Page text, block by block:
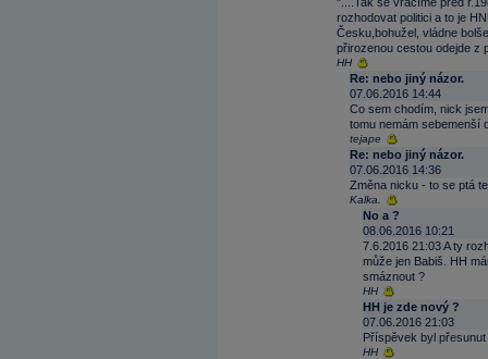
rozhodovat politici a to je
Česku,bohužel, vládne
přirozenou cestou odejde z
HH
Re: nebo jiný názor.
07.06.2016 14:44
Co sem chodím, nick
tomu nemám sebemenší
tejape
Re: nebo jiný názor.
07.06.2016 14:36
Změna nicku - to se ptá
Kalka.
No a ?
08.06.2016 10:21
7.6.2016 21:03 A ty
může jen Babiš. HH
smáznout ?
HH
HH je zde nový ?
07.06.2016 21:03
Příspěvek byl
HH